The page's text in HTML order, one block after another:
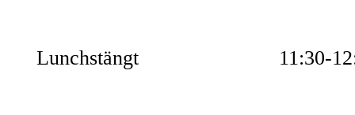
Lunchstängt 11:30-